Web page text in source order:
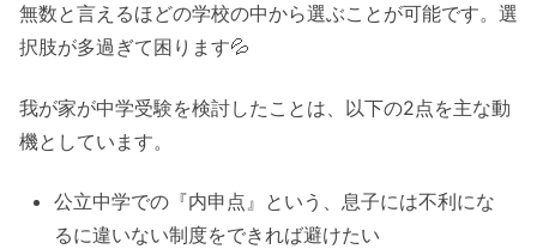
無数と言えるほどの学校の中から選ぶことが可能です。選
択肢が多過ぎて困ります💦
我が家が中学受験を検討したことは、以下の2点を主な動
機としています。
公立中学での『内申点』という、息子には不利にな
るに違いない制度をできれば避けたい